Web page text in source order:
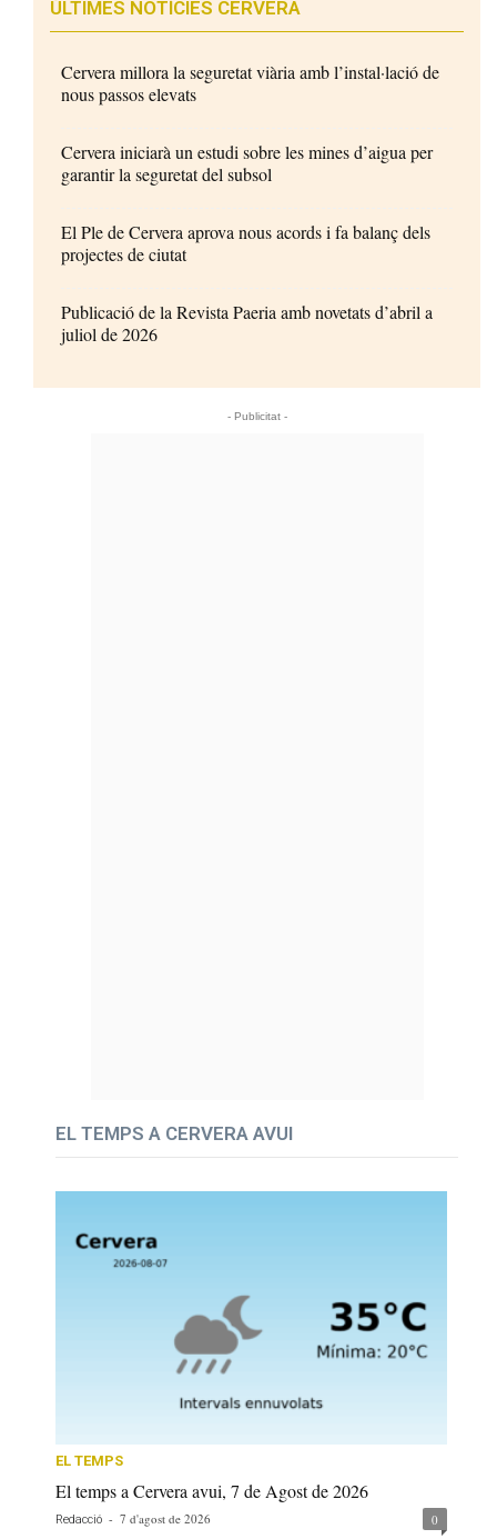
ÚLTIMES NOTÍCIES CERVERA
Cervera millora la seguretat viària amb l’instal·lació de
nous passos elevats
Cervera iniciarà un estudi sobre les mines d’aigua per
garantir la seguretat del subsol
El Ple de Cervera aprova nous acords i fa balanç dels
projectes de ciutat
Publicació de la Revista Paeria amb novetats d’abril a
juliol de 2026
- Publicitat -
EL TEMPS A CERVERA AVUI
EL TEMPS
El temps a Cervera avui, 7 de Agost de 2026
Redacció - 7 d'agost de 2026 0